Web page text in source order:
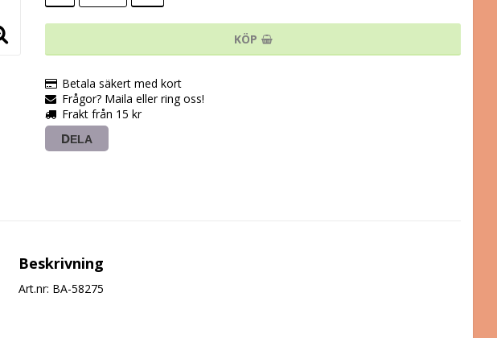
KÖP
Betala säkert med kort
Frågor? Maila eller ring oss!
Frakt från 15 kr
DELA
Beskrivning
Art.nr: BA-58275